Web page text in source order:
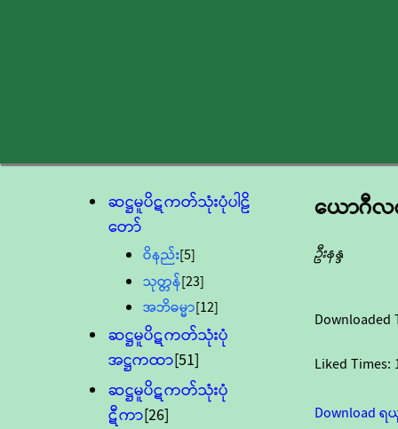
ဆဋ္ဌမူပိဋကတ်သုံးပုံပါဠိ
တော်
ဝိနည်း[5]
သုတ္တန်[23]
အဘိဓမ္မာ[12]
ဆဋ္ဌမူပိဋကတ်သုံးပုံ
အဋ္ဌကထာ[51]
ဆဋ္ဌမူပိဋကတ်သုံးပုံ
ဋီကာ[26]
ယောဂီလ
ဦးနန္ဒ
Downloaded
Liked Times:
Download